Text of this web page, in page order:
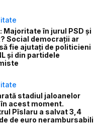
Majoritate în jurul PSD și
Social democrații ar
fie ajutați de politicieni
și din partidele
stadiul jaloanelor
în acest moment.
Pîslaru a salvat 3,4
de euro nerambursabili